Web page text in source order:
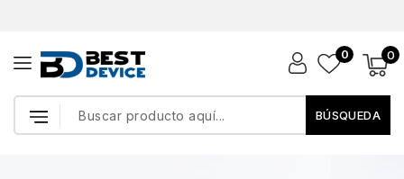
0
0
BÚSQUEDA